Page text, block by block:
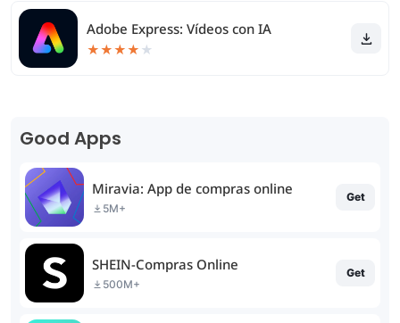
Adobe Express: Vídeos con IA
★★★★ ★
Good Apps
Miravia: App de compras online
5M+
Get
SHEIN-Compras Online
500M+
Get